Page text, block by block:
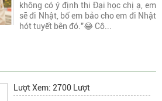
không có ý định thi Đại học chị ạ, em
sẽ đi Nhật, bố em bảo cho em đi Nhật
hót tuyết bên đó."😂 Cô...
Lượt Xem: 2700 Lượt